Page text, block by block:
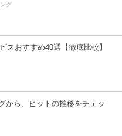
グ
スおすすめ40選【徹底比較】
から、ヒットの推移をチェッ